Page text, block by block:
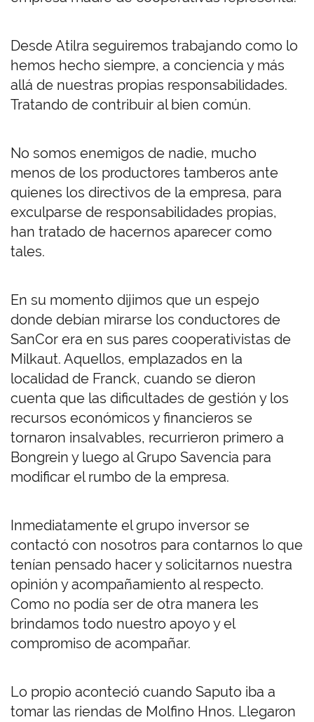
Desde Atilra seguiremos trabajando como lo
hemos hecho siempre, a conciencia y más
allá de nuestras propias responsabilidades.
Tratando de contribuir al bien común.
No somos enemigos de nadie, mucho
menos de los productores tamberos ante
quienes los directivos de la empresa, para
exculparse de responsabilidades propias,
han tratado de hacernos aparecer como
tales.
En su momento dijimos que un espejo
donde debían mirarse los conductores de
SanCor era en sus pares cooperativistas de
Milkaut. Aquellos, emplazados en la
localidad de Franck, cuando se dieron
cuenta que las dificultades de gestión y los
recursos económicos y financieros se
tornaron insalvables, recurrieron primero a
Bongrein y luego al Grupo Savencia para
modificar el rumbo de la empresa.
Inmediatamente el grupo inversor se
contactó con nosotros para contarnos lo que
tenían pensado hacer y solicitarnos nuestra
opinión y acompañamiento al respecto.
Como no podía ser de otra manera les
brindamos todo nuestro apoyo y el
compromiso de acompañar.
Lo propio aconteció cuando Saputo iba a
tomar las riendas de Molfino Hnos. Llegaron